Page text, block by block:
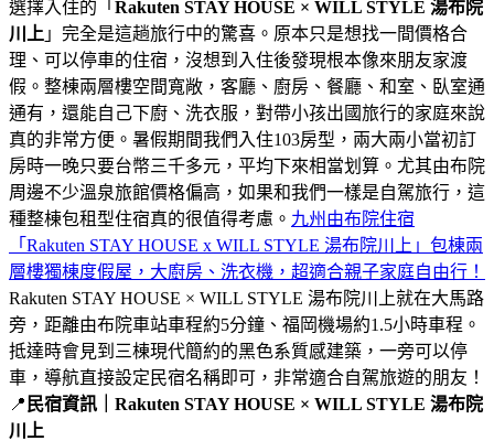
選擇入住的「 Rakuten STAY HOUSE × WILL STYLE 湯布院
川上 」完全是這趟旅行中的驚喜。原本只是想找一間價格合
理、可以停車的住宿，沒想到入住後發現根本像來朋友家渡
假。整棟兩層樓空間寬敞，客廳、廚房、餐廳、和室、臥室通
通有，還能自己下廚、洗衣服，對帶小孩出國旅行的家庭來說
真的非常方便。暑假期間我們入住103房型，兩大兩小當初訂
房時一晚只要台幣三千多元，平均下來相當划算。尤其由布院
周邊不少溫泉旅館價格偏高，如果和我們一樣是自駕旅行，這
種整棟包租型住宿真的很值得考慮。 九州由布院住宿
「Rakuten STAY HOUSE x WILL STYLE 湯布院川上」包棟兩
層樓獨棟度假屋，大廚房、洗衣機，超適合親子家庭自由行！
Rakuten STAY HOUSE × WILL STYLE 湯布院川上就在大馬路
旁，距離由布院車站車程約5分鐘、福岡機場約1.5小時車程。
抵達時會見到三棟現代簡約的黑色系質感建築，一旁可以停
車，導航直接設定民宿名稱即可，非常適合自駕旅遊的朋友！
📍 民宿資訊｜Rakuten STAY HOUSE × WILL STYLE 湯布院
川上